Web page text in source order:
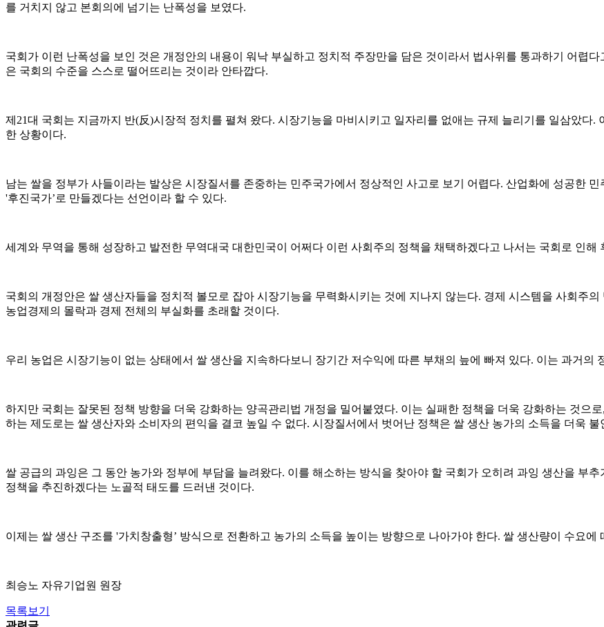
를 거치지 않고 본회의에 넘기는 난폭성을 보였다.
국회가 이런 난폭성을 보인 것은 개정안의 내용이 워낙 부실하고 정치적 주장만을 담은 것이라서 법사위를 통과하기 어렵
은 국회의 수준을 스스로 떨어뜨리는 것이라 안타깝다.
제21대 국회는 지금까지 반(反)시장적 정치를 펼쳐 왔다. 시장기능을 마비시키고 일자리를 없애는 규제 늘리기를 일삼았다.
한 상황이다.
남는 쌀을 정부가 사들이라는 발상은 시장질서를 존중하는 민주국가에서 정상적인 사고로 보기 어렵다. 산업화에 성공한
'후진국가’로 만들겠다는 선언이라 할 수 있다.
세계와 무역을 통해 성장하고 발전한 무역대국 대한민국이 어쩌다 이런 사회주의 정책을 채택하겠다고 나서는 국회로 인해
국회의 개정안은 쌀 생산자들을 정치적 볼모로 잡아 시장기능을 무력화시키는 것에 지나지 않는다. 경제 시스템을 사회주
농업경제의 몰락과 경제 전체의 부실화를 초래할 것이다.
우리 농업은 시장기능이 없는 상태에서 쌀 생산을 지속하다보니 장기간 저수익에 따른 부채의 늪에 빠져 있다. 이는 과거의
하지만 국회는 잘못된 정책 방향을 더욱 강화하는 양곡관리법 개정을 밀어붙였다. 이는 실패한 정책을 더욱 강화하는 것으
하는 제도로는 쌀 생산자와 소비자의 편익을 결코 높일 수 없다. 시장질서에서 벗어난 정책은 쌀 생산 농가의 소득을 더욱 불
쌀 공급의 과잉은 그 동안 농가와 정부에 부담을 늘려왔다. 이를 해소하는 방식을 찾아야 할 국회가 오히려 과잉 생산을 부
정책을 추진하겠다는 노골적 태도를 드러낸 것이다.
이제는 쌀 생산 구조를 '가치창출형’ 방식으로 전환하고 농가의 소득을 높이는 방향으로 나아가야 한다. 쌀 생산량이 수요
최승노 자유기업원 원장
목록보기